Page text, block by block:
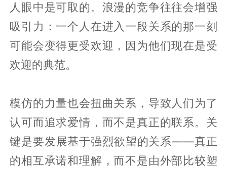
人眼中是可取的。浪漫的竞争往往会增强
吸引力：一个人在进入一段关系的那一刻
可能会变得更受欢迎，因为他们现在是受
欢迎的典范。
模仿的力量也会扭曲关系，导致人们为了
认可而追求爱情，而不是真正的联系。关
键是要发展基于强烈欲望的关系——真正
的相互承诺和理解，而不是由外部比较塑